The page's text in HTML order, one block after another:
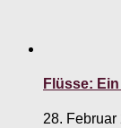
Flüsse:
28. Februar